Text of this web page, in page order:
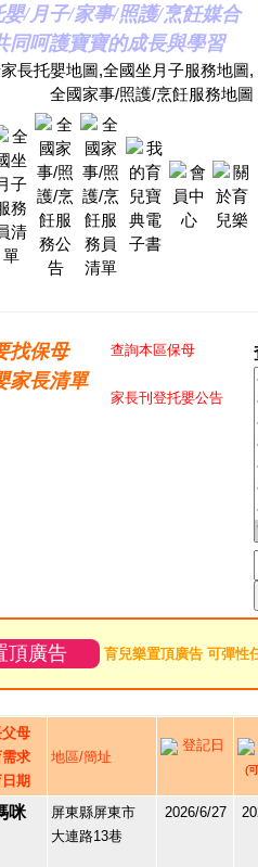
/月子/家事/照護/烹飪媒合
同呵護寶寶的成長與學習
找保母
家長清單
查詢本區保母
家長刊登托嬰公告
頂廣告 育兒樂置頂廣告 可彈性
母
求
期
地區/簡址
登記日
(
咪
屏東縣屏東市
大連路13巷
2026/6/27